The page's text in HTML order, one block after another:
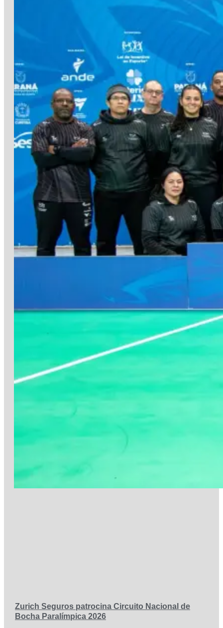
Zurich Seguros patrocina Circuito Nacional de
Bocha Paralímpica 2026